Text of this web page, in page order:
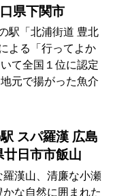
県下関市
駅「北浦街道 豊北
よる「行ってよか
て全国１位に認定
元で揚がった魚介
スパ羅漢 広島
廿日市市飯山
羅漢山、清廉な小瀬
かな自然に囲まれた